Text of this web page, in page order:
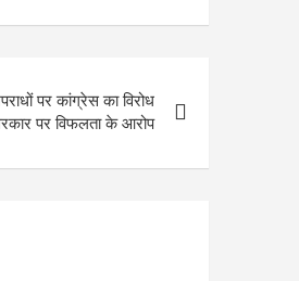
पर कांग्रेस का विरोध
पर विफलता के आरोप